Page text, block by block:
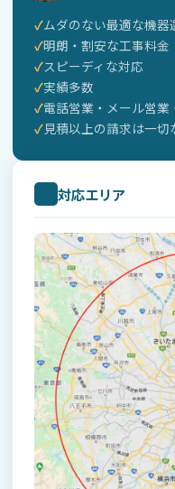
ムダのない最適な機器
明朗・割安な工事料金
スピーディな対応
実績多数
電話営業・メール営業
見積以上の請求は一切
対応エリア